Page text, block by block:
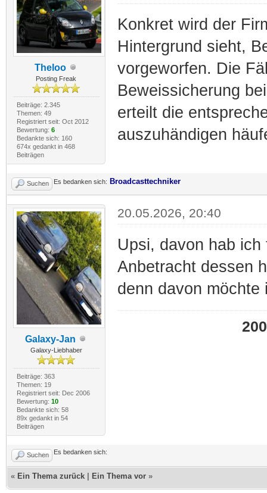
Theloo
Posting Freak
Beiträge: 2.345
Themen: 49
Registriert seit: Oct 2012
Bewertung: 6
Bedankte sich: 160
674x gedankt in 468
Beiträgen
Konkret wird der
Hintergrund sieht,
vorgeworfen. Die
Beweissicherung
erteilt die
auszuhändigen
Suchen Es bedanken sich: Broadcasttechniker
Galaxy-Jan
Galaxy-Liebhaber
Beiträge: 363
Themen: 19
Registriert seit: Dec 2006
Bewertung: 10
Bedankte sich: 58
89x gedankt in 54
Beiträgen
20.05.2026, 20:40
Upsi, davon hab
Anbetracht dessen
denn davon
Suchen Es bedanken sich:
« Ein Thema zurück Ein Thema vor »